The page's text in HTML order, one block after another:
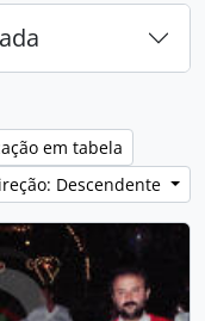
em tabela
Descendente